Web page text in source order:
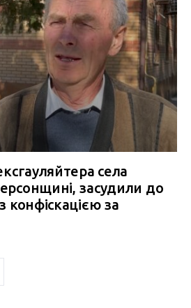
села
засудили до
конфіскацією за